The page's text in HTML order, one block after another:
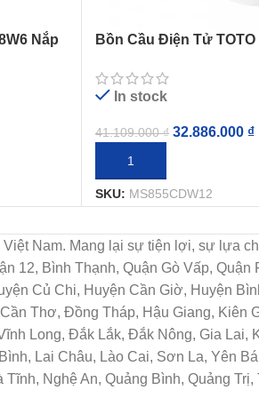
Nắp
Bồn Cầu Điện Tử TOTO
In stock
41.109.000₫ 32.886.000 ₫
THÊM VÀO GIỎ HÀNG
SKU: MS855CDW12
Nam. Mang lại sự tiện lợi, sự lựa
12, Bình Thạnh, Quận Gò Vấp,
Củ Chi, Huyện Cần Giờ, Huyện
Thơ, Đồng Tháp, Hậu Giang, Kiên
Long, Đắk Lắk, Đắk Nông, Gia
Lai Châu, Lào Cai, Sơn La, Yên
Nghệ An, Quảng Bình, Quảng